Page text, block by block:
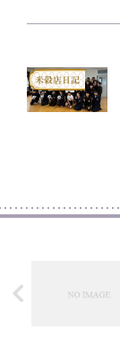
米穀店日記